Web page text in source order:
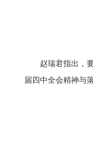
赵瑞君指出，
届四中全会精神与